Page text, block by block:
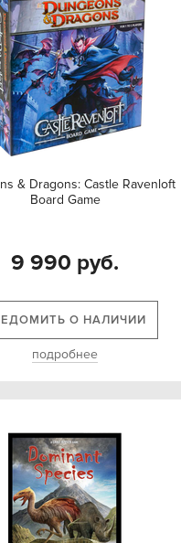
& Dragons: Castle Ravenloft
Board Game
9 990 руб.
О НАЛИЧИИ
подробнее